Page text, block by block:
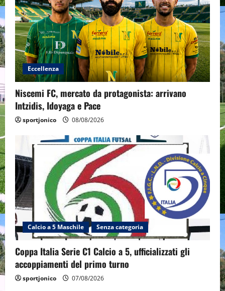
Eccellenza
Niscemi FC, mercato da protagonista: arrivano
Intzidis, Idoyaga e Pace
sportjonico 08/08/2026
Calcio a 5 Maschile Senza categoria
Coppa Italia Serie C1 Calcio a 5, ufficializzati gli
accoppiamenti del primo turno
sportjonico 07/08/2026